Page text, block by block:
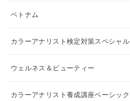
ベトナム
カラーアナリスト検定対策スペシャ
ウェルネス＆ビューティー
カラーアナリスト養成講座ベーシッ